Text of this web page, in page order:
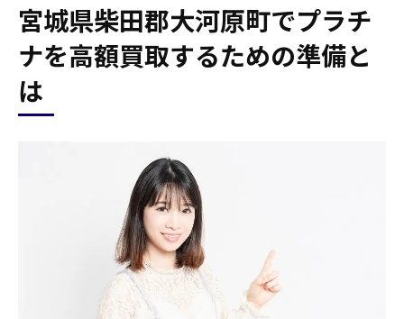
プラチナの保管方法で買取価格が変わる理
由
宮城県柴田郡大河原町の特性を理解する
市場価格の変動要因を分析する
季節によるプラチナ需要の変化を知る
過去の価格データを活用する方法
オンラインツールを使ってリアルタイムで
相場を確認
プラチナの特性と市場での評価の関係
宮城県柴田郡大河原町でプラチ
ナを高額買取するための準備と
は